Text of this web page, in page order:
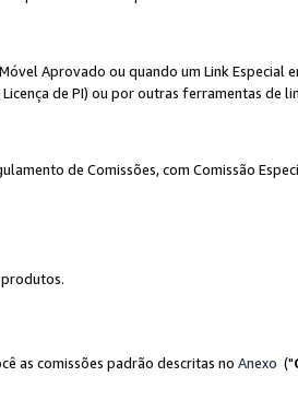
Aprovado ou quando um Link Especial
de PI) ou por outras ferramentas de
de Comissões, com Comissão
as comissões padrão descritas no Anexo ("